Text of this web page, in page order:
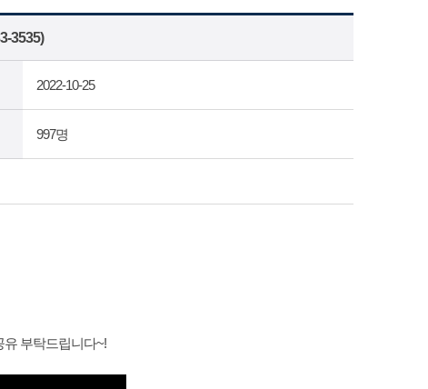
3535)
2022-10-25
997명
부탁드립니다~!